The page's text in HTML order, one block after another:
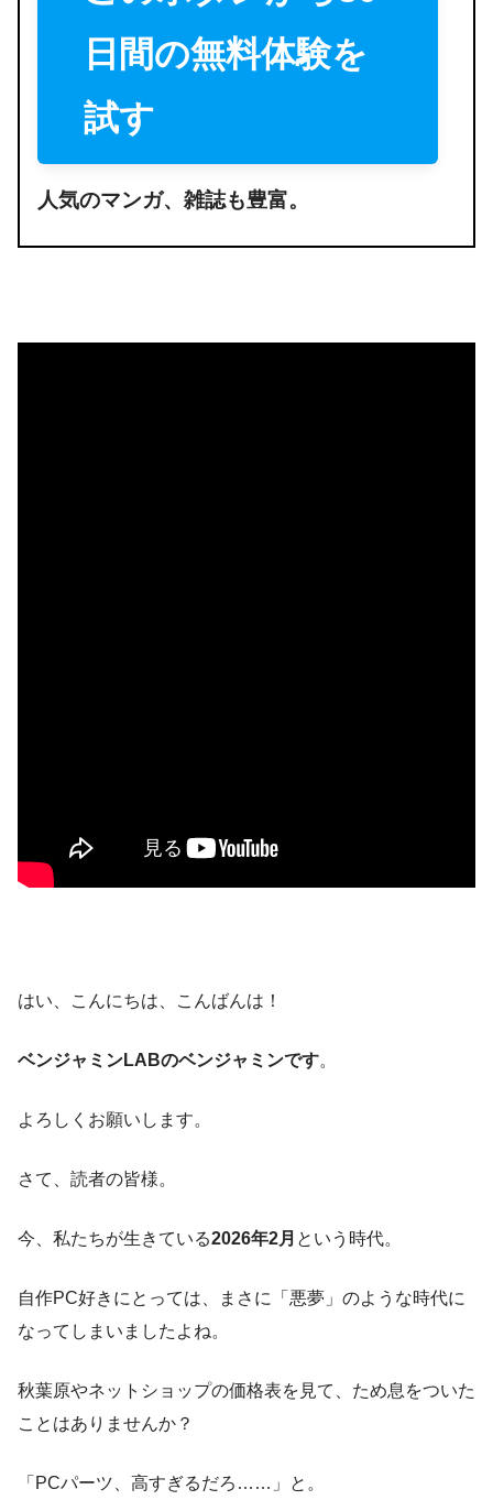
日間の無料体験を
試す
人気のマンガ、雑誌も豊富。
はい、こんにちは、こんばんは！
ベンジャミンLABのベンジャミンです。
よろしくお願いします。
さて、読者の皆様。
今、私たちが生きている2026年2月 という時代。
自作PC好きにとっては、まさに「悪夢」のような時代に
なってしまいましたよね。
秋葉原やネットショップの価格表を見て、ため息をついた
ことはありませんか？
「PCパーツ、高すぎるだろ……」と。